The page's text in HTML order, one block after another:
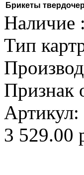
Брикеты
Наличие :
Тип
Признак
Артикул:
3 529.00